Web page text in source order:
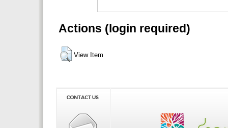
Actions (login required)
View Item